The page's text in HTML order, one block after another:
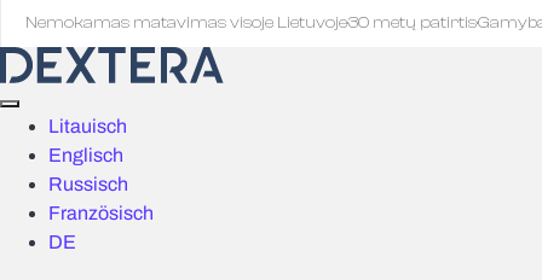
Nemokamas matavimas visoje Lietuvoje·30 metų patirtis·
Litauisch
Englisch
Russisch
Französisch
DE